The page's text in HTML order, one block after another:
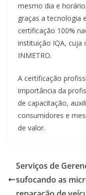
mesmo dia e
graças a tecnologia
certificação 100%
instituição IQA, cuja
INMETRO.
A certificação
importância da
de capacitação,
consumidores e
de valor.
Serviços de
sufocando as